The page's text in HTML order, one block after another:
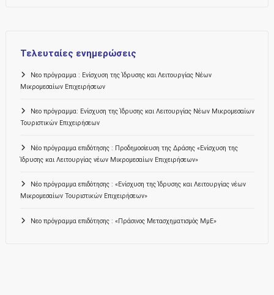
Τελευταίες ενημερώσεις
Νεο πρόγραμμα : Ενίσχυση της Ίδρυσης και Λειτουργίας Νέων
Μικρομεσαίων Επιχειρήσεων
Νεο πρόγραμμα: Ενίσχυση της Ίδρυσης και Λειτουργίας Νέων Μικρομεσαίων
Τουριστικών Επιχειρήσεων
Νέο πρόγραμμα επιδότησης : Προδημοσίευση της Δράσης «Ενίσχυση της
Ίδρυσης και Λειτουργίας νέων Μικρομεσαίων Επιχειρήσεων»
Νέο πρόγραμμα επιδότησης : «Ενίσχυση της Ίδρυσης και Λειτουργίας νέων
Μικρομεσαίων Τουριστικών Επιχειρήσεων»
Νεο πρόγραμμα επιδότησης : «Πράσινος Μετασχηματισμός ΜμΕ»